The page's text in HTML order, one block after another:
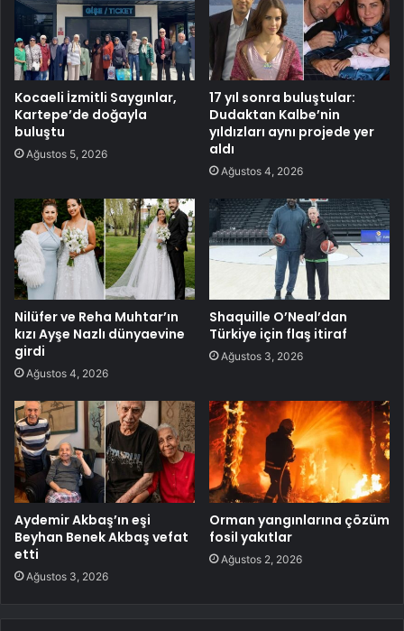
Kocaeli İzmitli Saygınlar,
Kartepe’de doğayla
buluştu
Ağustos 5, 2026
17 yıl sonra buluştular:
Dudaktan Kalbe’nin
yıldızları aynı projede yer
aldı
Ağustos 4, 2026
Nilüfer ve Reha Muhtar’ın
kızı Ayşe Nazlı dünyaevine
girdi
Ağustos 4, 2026
Shaquille O’Neal’dan
Türkiye için flaş itiraf
Ağustos 3, 2026
Aydemir Akbaş’ın eşi
Beyhan Benek Akbaş vefat
etti
Ağustos 3, 2026
Orman yangınlarına çözüm
fosil yakıtlar
Ağustos 2, 2026